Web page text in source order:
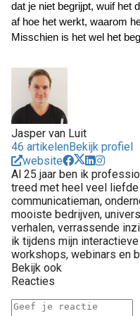
dat je niet begrijpt, wuif het
af hoe het werkt, waarom
Misschien is het wel het
Jasper van Luit
46 artikelenBekijk profiel
website
Al 25 jaar ben ik
treed met heel veel
communicatieman,
mooiste bedrijven,
verhalen, verrassende
ik tijdens mijn
workshops, webinars en
Bekijk ook
Reacties